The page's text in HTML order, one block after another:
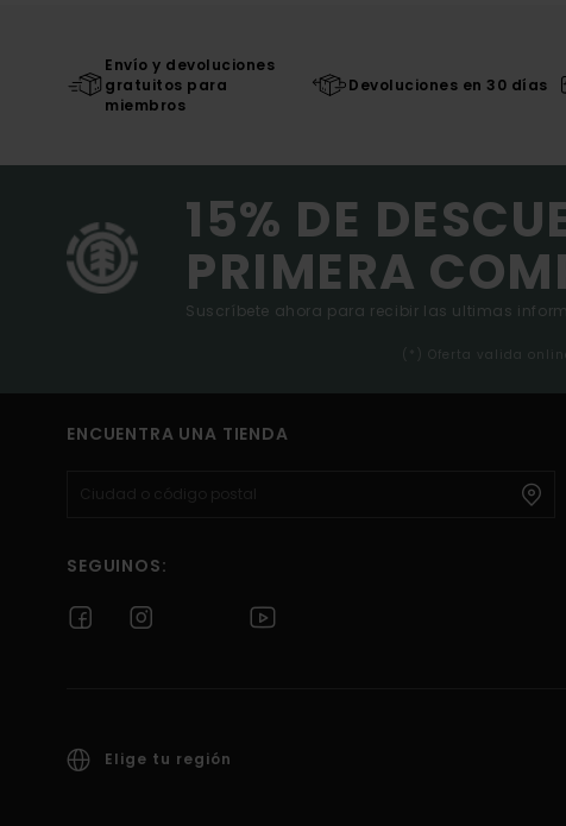
Envío y devoluciones
gratuitos para
miembros
Devoluciones en 30 días
15% DE
PRIMERA
Suscríbete ahora para recibir las ultimas
(*) Oferta valida
ENCUENTRA UNA TIENDA
SEGUINOS:
Elige tu región